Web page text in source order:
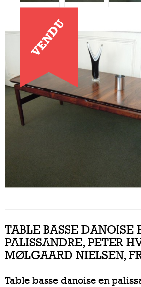
VENDU
TABLE BASSE DANOISE
PALISSANDRE, PETER
MØLGAARD NIELSEN,
Table basse danoise en